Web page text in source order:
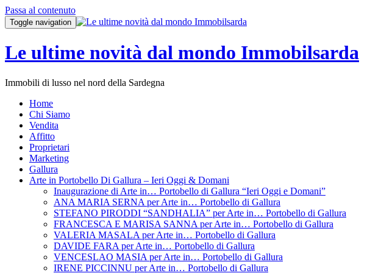
Passa al contenuto
Toggle navigation
Le ultime novità dal mondo Immobilsarda
Immobili di lusso nel nord della Sardegna
Home
Chi Siamo
Vendita
Affitto
Proprietari
Marketing
Gallura
Arte in Portobello Di Gallura – Ieri Oggi & Domani
Inaugurazione di Arte in… Portobello di Gallura “Ieri Oggi e Domani”
ANA MARIA SERNA per Arte in… Portobello di Gallura
STEFANO PIRODDI “SANDHALIA” per Arte in… Portobello di Gallura
FRANCESCA E MARISA SANNA per Arte in… Portobello di Gallura
VALERIA MASALA per Arte in… Portobello di Gallura
DAVIDE FARA per Arte in… Portobello di Gallura
VENCESLAO MASIA per Arte in… Portobello di Gallura
IRENE PICCINNU per Arte in… Portobello di Gallura